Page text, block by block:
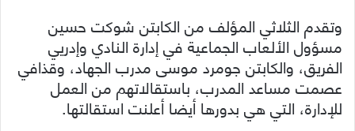
وتقدم الثلاثي المؤلف من الكابتن شوكت حسين
مسؤول الألعاب الجماعية في إدارة النادي وإدريي
الفريق، والكابتن جومرد موسى مدرب الجهاد، وقذافي
عصمت مساعد المدرب، باستقالاتهم من العمل
للإدارة، التي هي بدورها أيضا أعلنت استقالتها.